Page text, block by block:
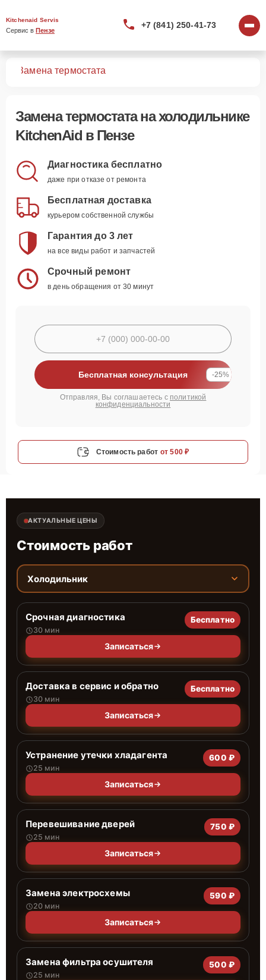
Kitchenaid Servis
Сервис в Пензе
+7 (841) 250-41-73
Замена термостата
Замена термостатана холодильнике
KitchenAid в Пензе
Диагностика бесплатно
даже при отказе от ремонта
Бесплатная доставка
курьером собственной службы
Гарантия до 3 лет
на все виды работ и запчастей
Срочный ремонт
в день обращения от 30 минут
Бесплатная консультация -25%
Отправляя, Вы соглашаетесь с политикой
конфиденциальности
Стоимость работ от 500 ₽
АКТУАЛЬНЫЕ ЦЕНЫ
Стоимость работ
Холодильник
Срочная диагностика
30 мин
Бесплатно
Записаться
Доставка в сервис и обратно
30 мин
Бесплатно
Записаться
Устранение утечки хладагента
25 мин
600 ₽
Записаться
Перевешивание дверей
25 мин
750 ₽
Записаться
Замена электросхемы
20 мин
590 ₽
Записаться
Замена фильтра осушителя
25 мин
500 ₽